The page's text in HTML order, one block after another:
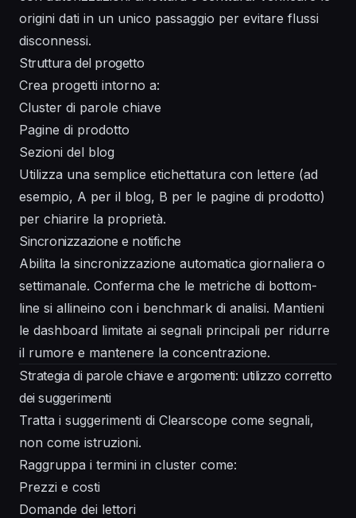
origini dati in un unico passaggio per evitare flussi
disconnessi.
Struttura del progetto
Crea progetti intorno a:
Cluster di parole chiave
Pagine di prodotto
Sezioni del blog
Utilizza una semplice etichettatura con lettere (ad
esempio, A per il blog, B per le pagine di prodotto)
per chiarire la proprietà.
Sincronizzazione e notifiche
Abilita la sincronizzazione automatica giornaliera o
settimanale. Conferma che le metriche di bottom-
line si allineino con i benchmark di analisi. Mantieni
le dashboard limitate ai segnali principali per ridurre
il rumore e mantenere la concentrazione.
Strategia di parole chiave e argomenti: utilizzo corretto
dei suggerimenti
Tratta i suggerimenti di Clearscope come segnali,
non come istruzioni.
Raggruppa i termini in cluster come:
Prezzi e costi
Domande dei lettori